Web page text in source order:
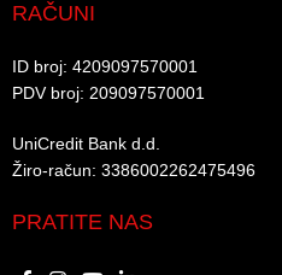
RAČUNI
ID broj: 4209097570001​
PDV broj: 209097570001 ​
UniCredit Bank d.d.​
Žiro-račun: 3386002262475496​​
PRATITE NAS